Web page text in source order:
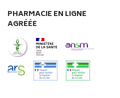
PHARMACIE EN LIGNE
AGRÉÉE